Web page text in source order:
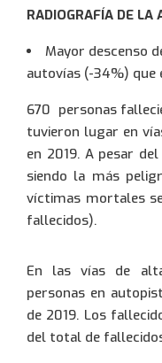
RADIOGRAFÍA DE LA
Mayor descenso
autovías (-34%) que
670 personas
tuvieron lugar en
en 2019. A pesar
siendo la más
víctimas mortales
fallecidos).
En las vías de
personas en
de 2019. Los
del total de
Usuario:
Contraseña: